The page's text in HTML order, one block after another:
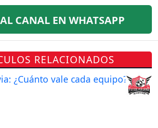
CANAL EN WHATSAPP
RELACIONADOS